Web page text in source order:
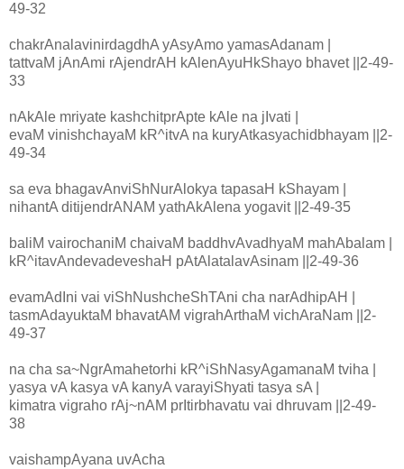
49-32
chakrAnalavinirdagdhA yAsyAmo yamasAdanam |
tattvaM jAnAmi rAjendrAH kAlenAyuHkShayo bhavet ||2-49-
33
nAkAle mriyate kashchitprApte kAle na jIvati |
evaM vinishchayaM kR^itvA na kuryAtkasyachidbhayam ||2-
49-34
sa eva bhagavAnviShNurAlokya tapasaH kShayam |
nihantA ditijendrANAM yathAkAlena yogavit ||2-49-35
baliM vairochaniM chaivaM baddhvAvadhyaM mahAbalam |
kR^itavAndevadeveshaH pAtAlatalavAsinam ||2-49-36
evamAdIni vai viShNushcheShTAni cha narAdhipAH |
tasmAdayuktaM bhavatAM vigrahArthaM vichAraNam ||2-
49-37
na cha sa~NgrAmahetorhi kR^iShNasyAgamanaM tviha |
yasya vA kasya vA kanyA varayiShyati tasya sA |
kimatra vigraho rAj~nAM prItirbhavatu vai dhruvam ||2-49-
38
vaishampAyana uvAcha